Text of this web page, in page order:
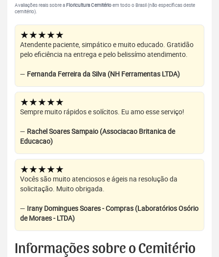
Avaliações reais sobre a Floricultura Cemitérioem todo o Brasil (não específicas deste
cemitério).
★★★★★
Atendente paciente, simpático e muito educado. Gratidão
pelo eficiência na entrega e pelo belissímo atendimento.
— Fernanda Ferreira da Silva (NH Ferramentas LTDA)
★★★★★
Sempre muito rápidos e solícitos. Eu amo esse serviço!
— Rachel Soares Sampaio (Associacao Britanica de
Educacao)
★★★★★
Vocês são muito atenciosos e ágeis na resolução da
solicitação. Muito obrigada.
— Irany Domingues Soares - Compras (Laboratórios Osório
de Moraes - LTDA)
Informações sobre o Cemitério